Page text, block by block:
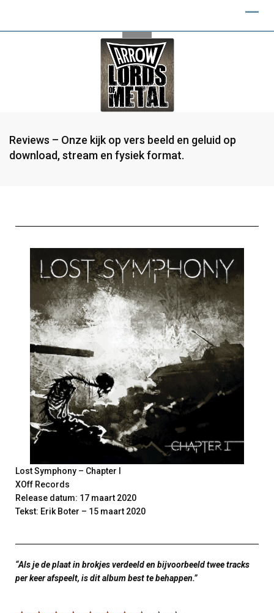
Reviews – Onze kijk op vers beeld en geluid op
download, stream en fysiek format.
Lost Symphony – Chapter I
XOff Records
Release datum: 17 maart 2020
Tekst: Erik Boter – 15 maart 2020
“Als je de plaat in brokjes verdeeld en bijvoorbeeld twee tracks
per keer afspeelt, is dit album best te behappen.”